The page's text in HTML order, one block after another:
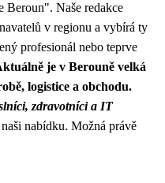
Beroun". Naše redakce
v regionu a vybírá ty
profesionál nebo teprve
je v Berouně velká
logistice a obchodu.
zdravotníci a IT
nabídku. Možná právě